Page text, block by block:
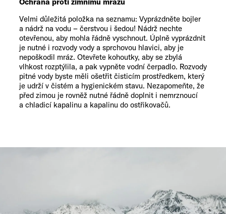
Velmi důležitá položka na seznamu: Vyprázdněte bojler
a nádrž na vodu – čerstvou i šedou! Nádrž nechte
otevřenou, aby mohla řádně vyschnout. Úplně vyprázdnit
je nutné i rozvody vody a sprchovou hlavici, aby je
nepoškodil mráz. Otevřete kohoutky, aby se zbylá
vlhkost rozptýlila, a pak vypněte vodní čerpadlo. Rozvody
pitné vody byste měli ošetřit čisticím prostředkem, který
je udrží v čistém a hygienickém stavu. Nezapomeňte, že
před zimou je rovněž nutné řádně doplnit i nemrznoucí
a chladicí kapalinu a kapalinu do ostřikovačů.